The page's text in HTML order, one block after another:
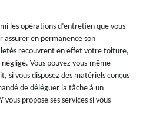
les opérations d’entretien que vous
assurer en permanence son
recouvrent en effet votre toiture,
Vous pouvez vous-même
vous disposez des matériels conçus
de déléguer la tâche à un
vous propose ses services si vous